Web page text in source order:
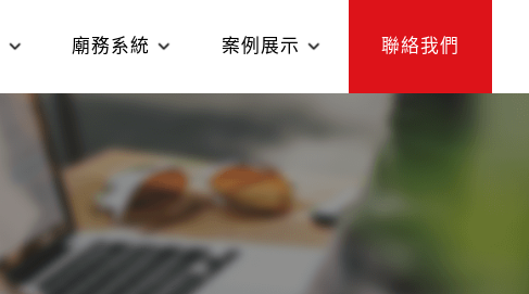
廟務系統 案例展示 聯絡我們